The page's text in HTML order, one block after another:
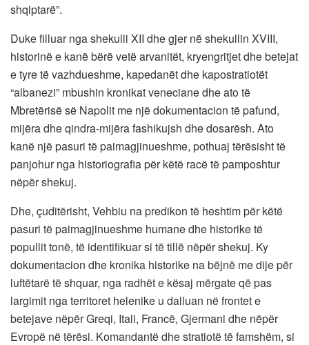
shqiptarë”.
Duke filluar nga shekulli XII dhe gjer në shekullin XVIII,
historinë e kanë bërë vetë arvanitët, kryengritjet dhe betejat
e tyre të vazhdueshme, kapedanët dhe kapostratiotët
“albanezi” mbushin kronikat veneciane dhe ato të
Mbretërisë së Napolit me një dokumentacion të pafund,
mijëra dhe qindra-mijëra fashikujsh dhe dosarësh. Ato
kanë një pasuri të paimagjinueshme, pothuaj tërësisht të
panjohur nga historiografia për këtë racë të pamposhtur
nëpër shekuj.
Dhe, çuditërisht, Vehbiu na predikon të heshtim për këtë
pasuri të paimagjinueshme humane dhe historike të
popullit tonë, të identifikuar si të tillë nëpër shekuj. Ky
dokumentacion dhe kronika historike na bëjnë me dije për
luftëtarë të shquar, nga radhët e kësaj mërgate që pas
largimit nga territoret helenike u dalluan në frontet e
betejave nëpër Greqi, Itali, Francë, Gjermani dhe nëpër
Evropë në tërësi. Komandantë dhe stratiotë të famshëm, si